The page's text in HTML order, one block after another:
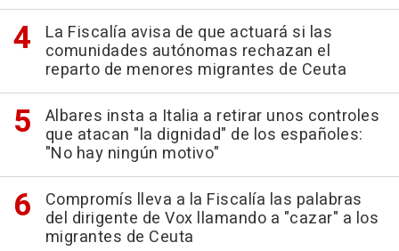
La Fiscalía avisa de que actuará si las
comunidades autónomas rechazan el
reparto de menores migrantes de Ceuta
Albares insta a Italia a retirar unos controles
que atacan "la dignidad" de los españoles:
"No hay ningún motivo"
Compromís lleva a la Fiscalía las palabras
del dirigente de Vox llamando a "cazar" a los
migrantes de Ceuta